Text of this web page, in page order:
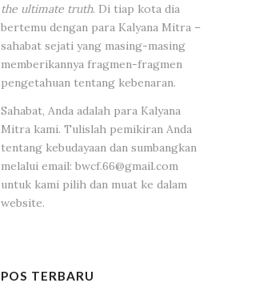
the ultimate truth. Di tiap kota dia
bertemu dengan para Kalyana Mitra –
sahabat sejati yang masing-masing
memberikannya fragmen-fragmen
pengetahuan tentang kebenaran.
Sahabat, Anda adalah para Kalyana
Mitra kami. Tulislah pemikiran Anda
tentang kebudayaan dan sumbangkan
melalui email: bwcf.66@gmail.com
untuk kami pilih dan muat ke dalam
website.
POS TERBARU